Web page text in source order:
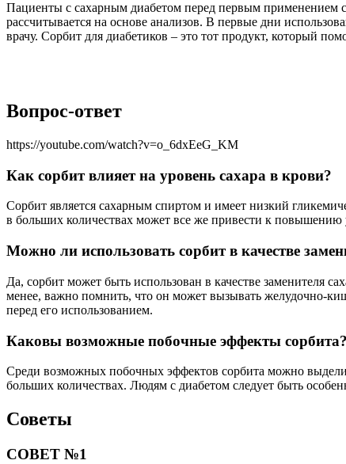
Пациенты с сахарным диабетом перед первым применением
рассчитывается на основе анализов. В первые дни
врачу. Сорбит для диабетиков – это тот продукт, который
Вопрос-ответ
https://youtube.com/watch?v=o_6dxEeG_KM
Как сорбит влияет на уровень сахара в крови?
Сорбит является сахарным спиртом и имеет низкий
в больших количествах может все же привести к повышению
Можно ли использовать сорбит в качестве
Да, сорбит может быть использован в качестве заменителя
менее, важно помнить, что он может вызывать желудочно-
перед его использованием.
Каковы возможные побочные эффекты сорбита?
Среди возможных побочных эффектов сорбита можно
больших количествах. Людям с диабетом следует быть
Советы
СОВЕТ №1